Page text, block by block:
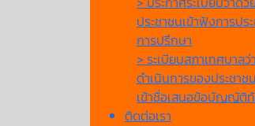
ประชาชนเข้าฟังการปร
การปรึกษา
> ระเบียบสภาเทศบาล
ดำเนินการของประชาช
เข้าชื่อเสนอข้อบัญญัติ
ติดต่อเรา